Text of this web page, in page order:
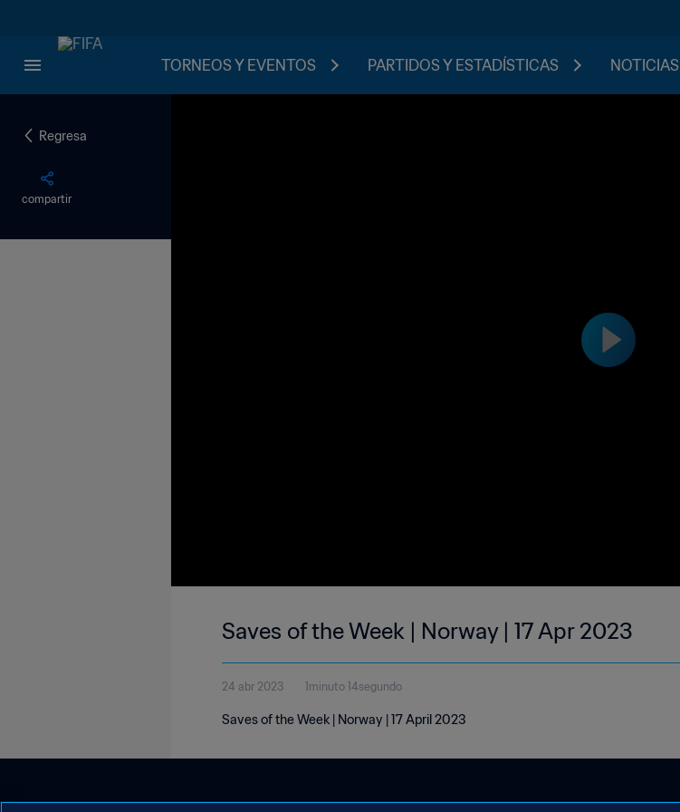
TORNEOS Y EVENTOS PARTIDOS Y ESTADÍSTICAS NOTICIAS
Regresa
compartir
Saves of the Week | Norway | 17 Apr 2023
24 abr 2023 1minuto 14segundo
Saves of the Week | Norway | 17 April 2023